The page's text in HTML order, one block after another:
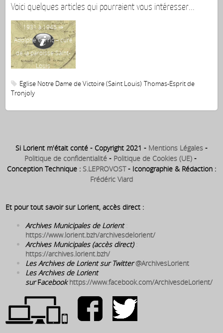
Voici quelques articles qui pourraient vous intéresser...
1931 à 1945 ⇒
Adolphe Corric – curé
de la paroisse Saint-
Louis
Eglise Notre Dame de Victoire (Saint Louis) Thomas-Esprit de
Tronjoly
Si Lorient m'était conté - Copyright 2021 - Mentions Légales -
Politique de confidentialité - Politique de Cookies (UE) -
Conception Technique : S.LEPROVOST- Iconographie & Rédaction :
Frédéric Viard
Et pour tout savoir sur Lorient, accès direct :
Archives Municipales de Lorient
https://www.lorient.bzh/archivesdelorient/
Archives Municipales (accès direct):
https://archives.lorient.bzh/
Les Archives de Lorient sur Twitter @ArchivesLorient
Les Archives de Lorient
sur Facebook https://www.facebook.com/ArchivesdeLorient/